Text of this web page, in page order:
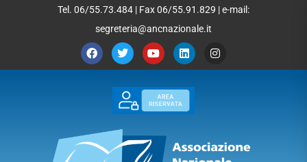
Tel. 06/55.73.484 | Fax 06/55.91.829 | e-mail:
segreteria@ancnazionale.it